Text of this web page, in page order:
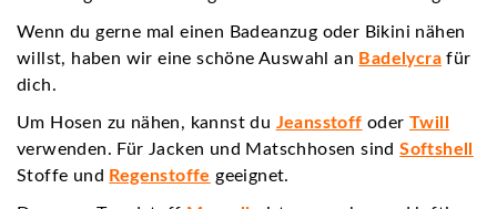
Wenn du gerne mal einen Badeanzug oder Bikini nähen
willst, haben wir eine schöne Auswahl an Badelycra für
dich.
Um Hosen zu nähen, kannst du Jeansstoff oderTwill
verwenden. Für Jacken und Matschhosen sindSoftshell
Stoffe und Regenstoffe geeignet.